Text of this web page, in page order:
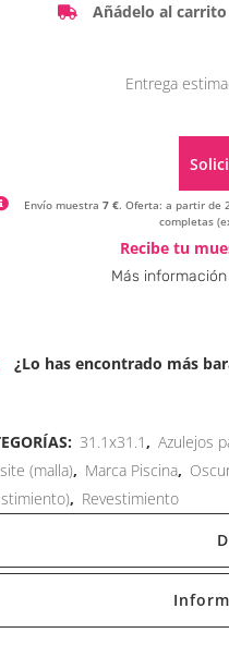
Añádelo al
Entrega
Envío muestra 7 €. Oferta: a partir de
completas
Recibe tu
Más
¿Lo has encontrado más
31.1x31.1, Azulejos
(malla), Marca Piscina,
, Revestimiento